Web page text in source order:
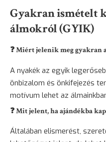
Gyakran ismételt
álmokról (GYIK)
❓ Miért jelenik meg gyakran
A nyakék az egyik
önbizalom és önkifejezés
motívum lehet az
❓ Mit jelent, ha ajándékba
Általában elismerést,